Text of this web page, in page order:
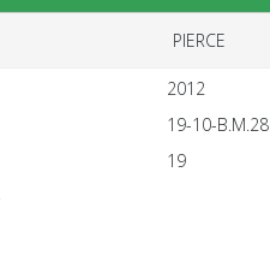
PIERCE
2012
19-10-B.M.28
19